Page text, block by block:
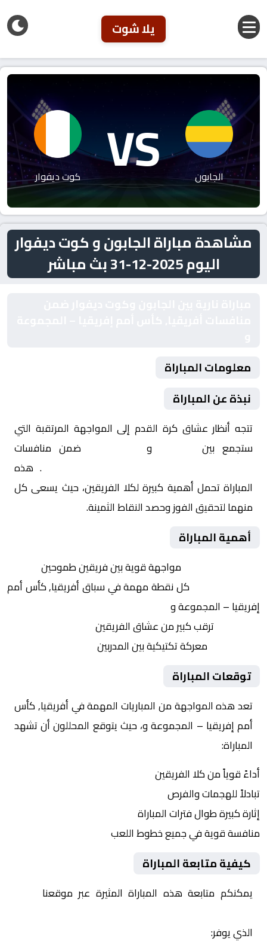
يلا شوت
الجابون VS كوت ديفوار
مشاهدة مباراة الجابون و كوت ديفوار
اليوم 2025-12-31 بث مباشر
معلومات المباراة
نبذة عن المباراة
تتجه أنظار عشاق كرة القدم إلى المواجهة المرتقبة التي
ستجمع بين
وكوت ديفوار
ضمن منافسات
. هذه
المباراة تحمل أهمية كبيرة لكلا الفريقين، حيث يسعى كل
منهما لتحقيق الفوز وحصد النقاط الثمينة.
أهمية المباراة
مواجهة قوية بين فريقين طموحين
كل نقطة مهمة في سباق أفريقيا, كأس أمم
إفريقيا – المجموعة و
ترقب كبير من عشاق الفريقين
معركة تكتيكية بين المدربين
توقعات المباراة
تعد هذه المواجهة من المباريات المهمة في أفريقيا, كأس
أمم إفريقيا – المجموعة و، حيث يتوقع المحللون أن تشهد
المباراة:
أداءً قوياً من كلا الفريقين
تبادلاً للهجمات والفرص
إثارة كبيرة طوال فترات المباراة
منافسة قوية في جميع خطوط اللعب
كيفية متابعة المباراة
يمكنكم متابعة هذه المباراة المثيرة عبر موقعنا
الذي يوفر: